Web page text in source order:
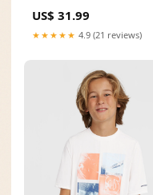
US$ 31.99
★★★★★ 4.9 (21 reviews)